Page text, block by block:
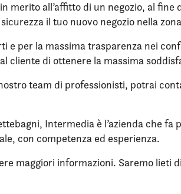
all’affitto di un negozio, al
il tuo nuovo negozio nella
e per la massima trasparenza nei
cliente di ottenere la massima
team di professionisti, potrai
Intermedia è l’azienda che
con competenza ed esperienza.
maggiori informazioni. Saremo